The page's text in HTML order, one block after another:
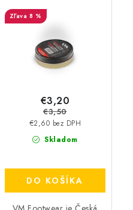
8 %
Skladom
€2,60 bez DPH
€3,20
€3,50
DO KOŠÍKA